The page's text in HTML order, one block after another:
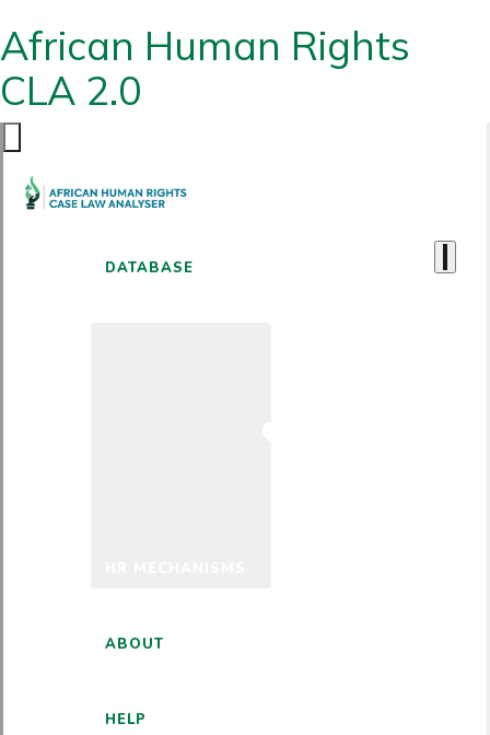
African Human Rights
CLA 2.0
DATABASE
ABOUT
HELP